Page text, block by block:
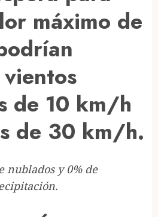
máximo de
de 10 km/h
de 30 km/h.
nublados y 0% de